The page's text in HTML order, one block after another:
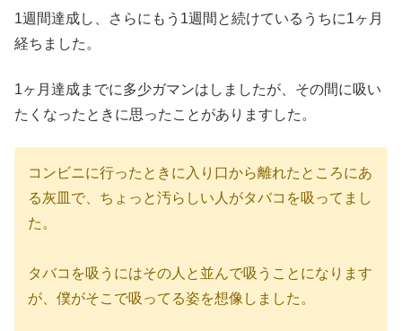
1週間達成し、さらにもう1週間と続けているうちに1ヶ月
経ちました。
1ヶ月達成までに多少ガマンはしましたが、その間に吸い
たくなったときに思ったことがありますした。
コンビニに行ったときに入り口から離れたところにあ
る灰皿で、ちょっと汚らしい人がタバコを吸ってまし
た。
タバコを吸うにはその人と並んで吸うことになります
が、僕がそこで吸ってる姿を想像しました。